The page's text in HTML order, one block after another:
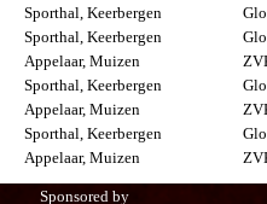
Sporthal, Keerbergen
Sporthal, Keerbergen
Appelaar, Muizen
Sporthal, Keerbergen
Appelaar, Muizen
Sporthal, Keerbergen
Appelaar, Muizen
Sponsored by